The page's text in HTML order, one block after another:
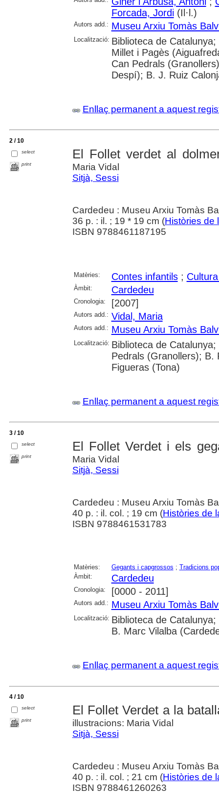
Forcada, Jordi(Il·l.)
Autors add.: Museu Arxiu Tomàs
Localització: Biblioteca de
Millet i Pagès
Can Pedrals
Despí); B. J. Ruiz
Enllaç permanent a aquest
2 / 10
select
print
El Follet verdet al
Maria Vidal
Sitjà, Sessi
Cardedeu : Museu Arxiu Tomàs
36 p. : il. ; 19 * 19 cm (Històries de
ISBN 9788461187195
Matèries: Contes infantils;
Àmbit: Cardedeu
Cronologia: [2007]
Autors add.: Vidal, Maria
Autors add.: Museu Arxiu Tomàs
Localització: Biblioteca de
Pedrals (Granollers); B.
Figueras (Tona)
Enllaç permanent a aquest
3 / 10
select
print
El Follet Verdet i els
Maria Vidal
Sitjà, Sessi
Cardedeu : Museu Arxiu Tomàs
40 p. : il. col. ; 19 cm (Històries de
ISBN 9788461531783
Matèries: Gegants i capgrossos ; Tradicions
Àmbit:
Cardedeu
Cronologia: [0000 - 2011]
Autors add.: Museu Arxiu Tomàs
Localització: Biblioteca de
B. Marc Vilalba
Enllaç permanent a aquest
4 / 10
select
print
El Follet Verdet a la
illustracions: Maria Vidal
Sitjà, Sessi
Cardedeu : Museu Arxiu Tomàs
40 p. : il. col. ; 21 cm (Històries de
ISBN 9788461260263